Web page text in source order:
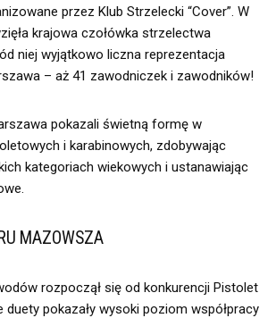
przez Klub Strzelecki “Cover”. W
krajowa czołówka strzelectwa
niej wyjątkowo liczna reprezentacja
– aż 41 zawodniczek i zawodników!
pokazali świetną formę w
i karabinowych, zdobywając
kategoriach wiekowych i ustanawiając
MAZOWSZA
rozpoczął się od konkurencji Pistolet
duety pokazały wysoki poziom współpracy